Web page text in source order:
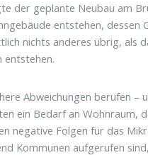
der geplante Neubau am
entstehen, dessen
nichts anderes übrig, als
entstehen.
Abweichungen berufen –
ein Bedarf an Wohnraum,
negative Folgen für das
Kommunen aufgerufen